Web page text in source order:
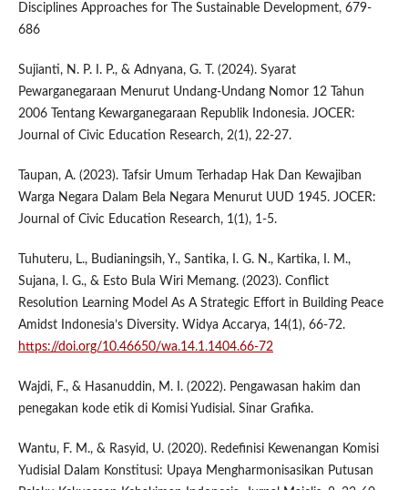
Disciplines Approaches for The Sustainable Development, 679-
686
Sujianti, N. P. I. P., & Adnyana, G. T. (2024). Syarat
Pewarganegaraan Menurut Undang-Undang Nomor 12 Tahun
2006 Tentang Kewarganegaraan Republik Indonesia. JOCER:
Journal of Civic Education Research, 2(1), 22-27.
Taupan, A. (2023). Tafsir Umum Terhadap Hak Dan Kewajiban
Warga Negara Dalam Bela Negara Menurut UUD 1945. JOCER:
Journal of Civic Education Research, 1(1), 1-5.
Tuhuteru, L., Budianingsih, Y., Santika, I. G. N., Kartika, I. M.,
Sujana, I. G., & Esto Bula Wiri Memang. (2023). Conflict
Resolution Learning Model As A Strategic Effort in Building Peace
Amidst Indonesia’s Diversity. Widya Accarya, 14(1), 66-72.
https://doi.org/10.46650/wa.14.1.1404.66-72
Wajdi, F., & Hasanuddin, M. I. (2022). Pengawasan hakim dan
penegakan kode etik di Komisi Yudisial. Sinar Grafika.
Wantu, F. M., & Rasyid, U. (2020). Redefinisi Kewenangan Komisi
Yudisial Dalam Konstitusi: Upaya Mengharmonisasikan Putusan